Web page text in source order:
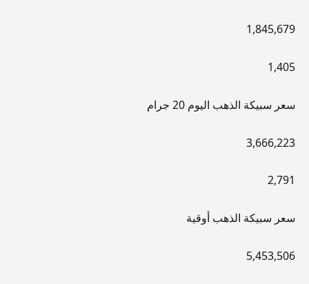
1,845,679
1,405
سعر سبيكة الذهب اليوم 20 جرام
3,666,223
2,791
سعر سبيكة الذهب أوقية
5,453,506